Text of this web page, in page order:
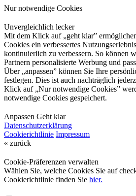
Nur notwendige Cookies
Unvergleichlich lecker
Mit dem Klick auf „geht klar”
Cookies ein verbessertes
kontinuierlich zu verbessern. So können
Partnern personalisierte Werbung und
Über „anpassen” können Sie Ihre
festlegen. Dies ist auch nachträglich
Klick auf „Nur notwendige Cookies”
notwendige Cookies gespeichert.
Anpassen Geht klar
Datenschutzerklärung
Cookierichtlinie Impressum
« zurück
Cookie-Präferenzen verwalten
Wählen Sie, welche Cookies Sie auf
Cookierichtlinie finden Sie hier.